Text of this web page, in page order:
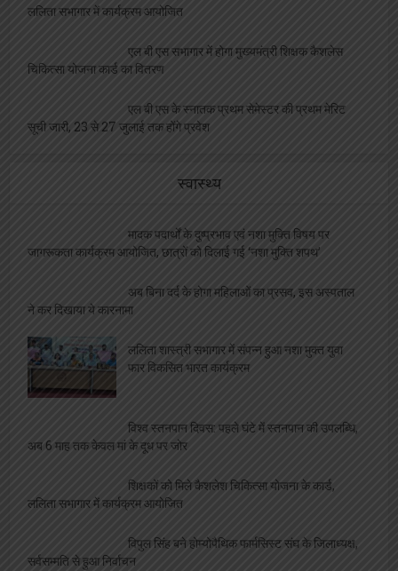
ललिता सभागार में कार्यक्रम आयोजित
एल बी एस सभागार में होगा मुख्यमंत्री शिक्षक कैशलेस
चिकित्सा योजना कार्ड का वितरण
एल बी एस के स्नातक प्रथम सेमेस्टर की प्रथम मेरिट
सूची जारी, 23 से 27 जुलाई तक होंगे प्रवेश
स्वास्थ्य
मादक पदार्थों के दुष्प्रभाव एवं नशा मुक्ति विषय पर
जागरूकता कार्यक्रम आयोजित, छात्रों को दिलाई गई ‘नशा मुक्ति शपथ’
अब बिना दर्द के होगा महिलाओं का प्रसव, इस अस्पताल
ने कर दिखाया ये कारनामा
ललिता शास्त्री सभागार में संपन्न हुआ नशा मुक्त युवा
फार विकसित भारत कार्यक्रम
विश्व स्तनपान दिवस: पहले घंटे में स्तनपान की उपलब्धि,
अब 6 माह तक केवल मां के दूध पर जोर
शिक्षकों को मिले कैशलेश चिकित्सा योजना के कार्ड,
ललिता सभागार में कार्यक्रम आयोजित
विपुल सिंह बने होम्योपैथिक फार्मसिस्ट संघ के जिलाध्यक्ष,
सर्वसम्मति से हुआ निर्वाचन